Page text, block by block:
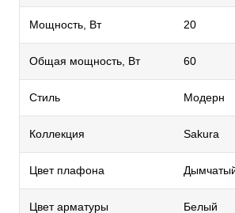
Мощность, Вт 20
Общая мощность, Вт 60
Стиль Модерн
Коллекция Sakura
Цвет плафона
Цвет арматуры Белый